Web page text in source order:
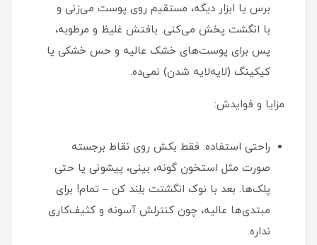
برس یا ابزار دیگه، مستقیم روی پوست می‌زنی و
با انگشت پخش می‌کنی. بافتش غلیظ و مرطوبه،
پس برای پوست‌های خشک عالیه و حس خشکی یا
کیکینگ (لایه‌لایه شدن) نمی‌ده.
مزایا و فوایدش:
راحتی استفاده: فقط بکش روی نقاط برجسته
صورت مثل استخون گونه، بینی، پیشونی یا حتی
پلک‌ها. بعد با نوک انگشتت بلِند کن – تمام! برای
مبتدی‌ها عالیه، چون کنترلش آسونه و کثیف‌کاری
نداره.